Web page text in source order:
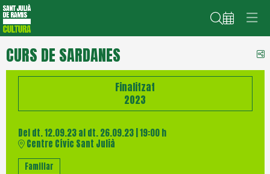
Cerca
CURS DE SARDANES
Finalitzat
2023
Del dt. 12.09.23al dt. 26.09.23| 19:00 h
Centre Cívic Sant Julià
Familiar